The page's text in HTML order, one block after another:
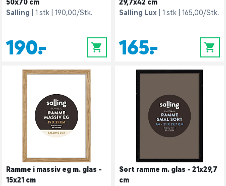
50x70 cm
Salling
1 stk 190,00/Stk.
190,- 0
29,7x42 cm
Salling Lux
1 stk 165,00/Stk.
165,- 0
Ramme i massiv eg m. glas -
15x21 cm
Sort ramme m. glas - 21x29,7
cm